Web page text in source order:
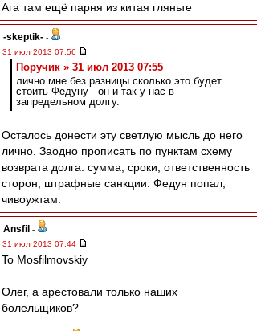
Ага там ещё парня из китая гляньте
-skeptik- -
31 июл 2013 07:56
Поручик » 31 июл 2013 07:55
лично мне без разницы сколько это будет
стоить Федуну - он и так у нас в
запредельном долгу.
Осталось донести эту светлую мысль до него
лично. Заодно прописать по пунктам схему
возврата долга: сумма, сроки, ответственность
сторон, штрафные санкции. Федун попал,
чивоужтам.
Ansfil -
31 июл 2013 07:44
To Mosfilmovskiy
Олег, а арестовали только наших
болельщиков?